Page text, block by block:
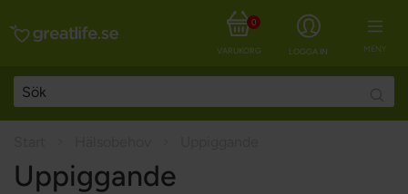
MENY
LOGGA IN
VARUKORG
0
Uppiggande